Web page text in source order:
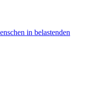
in belastenden